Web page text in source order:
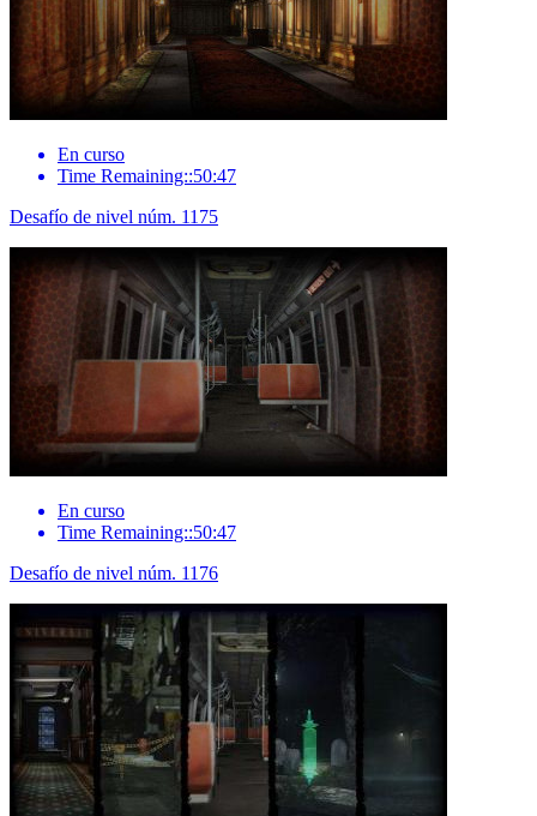
En curso
Time Remaining::50:47
Desafío de nivel núm. 1175
En curso
Time Remaining::50:47
Desafío de nivel núm. 1176